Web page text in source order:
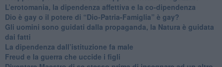
L’erotomania, la dipendenza affettiva e la co-dipendenza
​Dio è gay o il potere di “Dio-Patria-Famiglia” è gay?
​Gli uomini sono guidati dalla propaganda, la Natura è guidata
dai fatti
La dipendenza dall’istituzione fa male
​Freud e la guerra che uccide i figli